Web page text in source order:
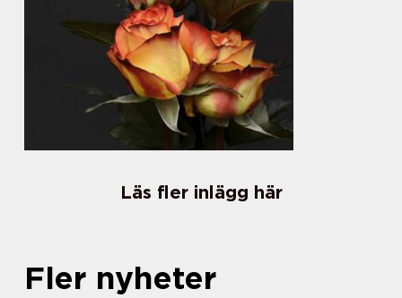
Läs fler inlägg här
Fler nyheter